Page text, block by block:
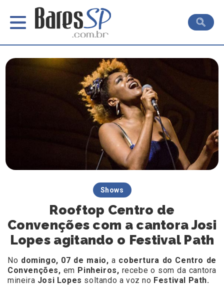
Shows
Rooftop Centro de
Convenções com a cantora Josi
Lopes agitando o Festival Path
No domingo, 07 de maio,a cobertura do Centro de
Convenções, em Pinheiros, recebe o som da cantora
mineira Josi Lopes soltando a voz no Festival Path.